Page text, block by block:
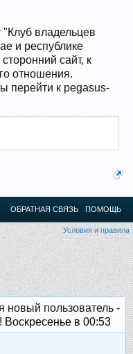
4.5.6 .7.8.9.10.11
22 .23.24.
2026 года, 11
"Клуб владельцев
и республике
сайт, к
отношения.
перейти к pegasus-
ОБРАТНАЯ СВЯЗЬ ПОМОЩЬ
Условия и правила
новый пользователь -
Воскресенье в 00:53